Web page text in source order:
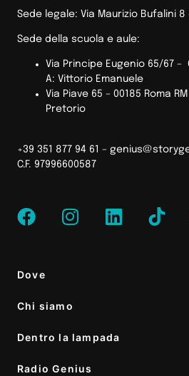
Sede legale: Via Maurizio Bufalini 8
Sede della scuola e aule:
Via Principe Eugenio 65/67 –
A: Vittorio Emanuele
Via Piave 65 – 00185 Roma
Pretorio
+39 351 877 94 61 –
C.F. 97996600587
Dove
Chi siamo
Dentro la lampada
Radio Genius